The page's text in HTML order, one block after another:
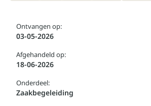
Ontvangen op:
03-05-2026
Afgehandeld op:
18-06-2026
Onderdeel:
Zaakbegeleiding